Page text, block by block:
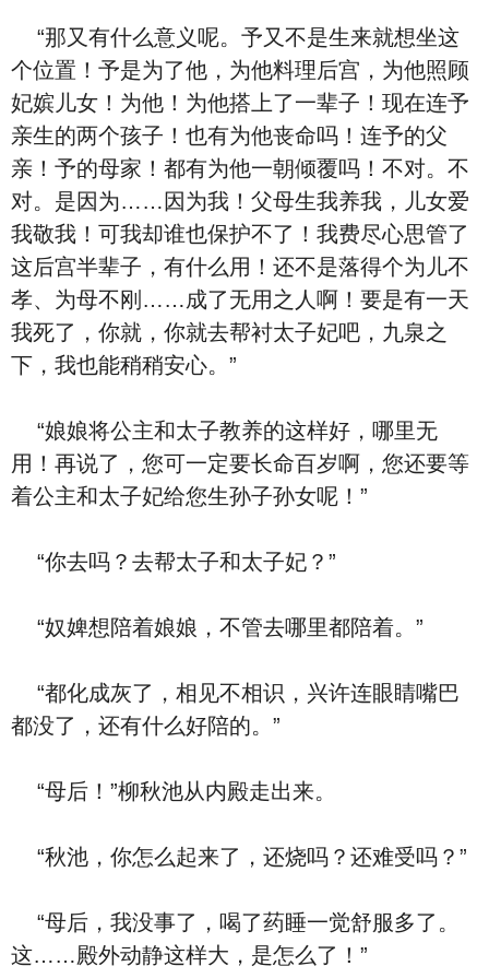
“那又有什么意义呢。予又不是生来就想坐这
个位置！予是为了他，为他料理后宫，为他照顾
妃嫔儿女！为他！为他搭上了一辈子！现在连予
亲生的两个孩子！也有为他丧命吗！连予的父
亲！予的母家！都有为他一朝倾覆吗！不对。不
对。是因为……因为我！父母生我养我，儿女爱
我敬我！可我却谁也保护不了！我费尽心思管了
这后宫半辈子，有什么用！还不是落得个为儿不
孝、为母不刚……成了无用之人啊！要是有一天
我死了，你就，你就去帮衬太子妃吧，九泉之
下，我也能稍稍安心。”
“娘娘将公主和太子教养的这样好，哪里无
用！再说了，您可一定要长命百岁啊，您还要等
着公主和太子妃给您生孙子孙女呢！”
“你去吗？去帮太子和太子妃？”
“奴婢想陪着娘娘，不管去哪里都陪着。”
“都化成灰了，相见不相识，兴许连眼睛嘴巴
都没了，还有什么好陪的。”
“母后！”柳秋池从内殿走出来。
“秋池，你怎么起来了，还烧吗？还难受吗？”
“母后，我没事了，喝了药睡一觉舒服多了。
这……殿外动静这样大，是怎么了！”